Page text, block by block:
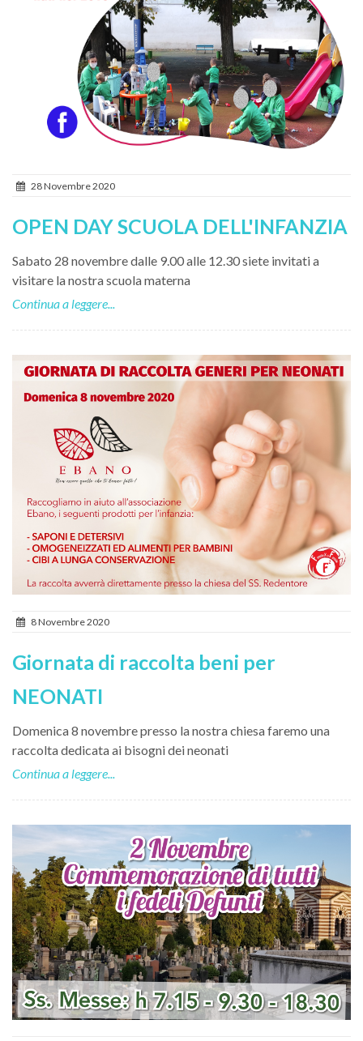
28 Novembre 2020
OPEN DAY SCUOLA DELL'INFANZIA
Sabato 28 novembre dalle 9.00 alle 12.30 siete invitati a
visitare la nostra scuola materna
Continua a leggere...
8 Novembre 2020
Giornata di raccolta beni per
NEONATI
Domenica 8 novembre presso la nostra chiesa faremo una
raccolta dedicata ai bisogni dei neonati
Continua a leggere...